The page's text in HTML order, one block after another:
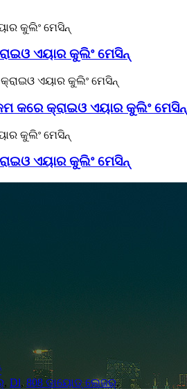
ଏୟାର କୁଲିଂ ମେସିନ୍
କ୍ରାଇଓ ଏୟାର କୁଲିଂ ମେସିନ୍
ଏୟାର କୁଲିଂ ମେସିନ୍
, Dl, 808 ଡାୟୋଡ୍ ଲେଜର୍,